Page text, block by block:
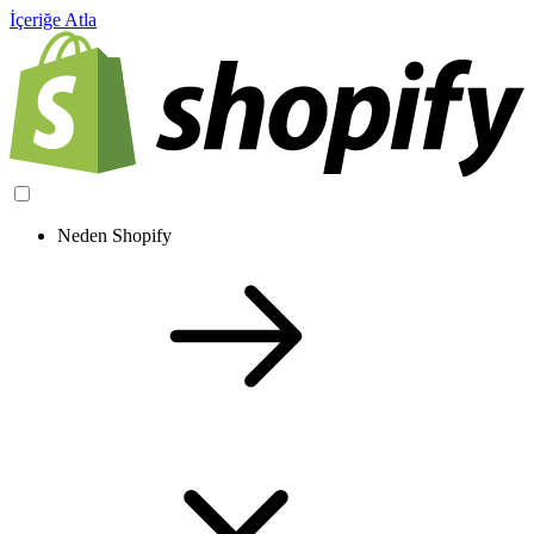
İçeriğe Atla
Neden Shopify